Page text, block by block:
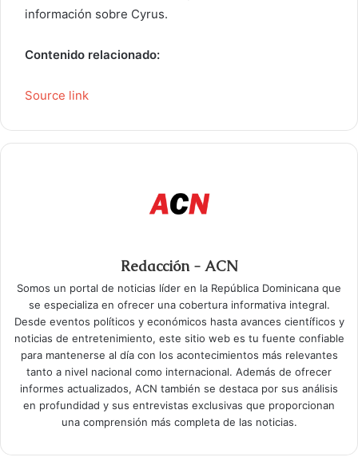
información sobre Cyrus.
Contenido relacionado:
Source link
Redacción - ACN
Somos un portal de noticias líder en la República Dominicana que
se especializa en ofrecer una cobertura informativa integral.
Desde eventos políticos y económicos hasta avances científicos y
noticias de entretenimiento, este sitio web es tu fuente confiable
para mantenerse al día con los acontecimientos más relevantes
tanto a nivel nacional como internacional. Además de ofrecer
informes actualizados, ACN también se destaca por sus análisis
en profundidad y sus entrevistas exclusivas que proporcionan
una comprensión más completa de las noticias.